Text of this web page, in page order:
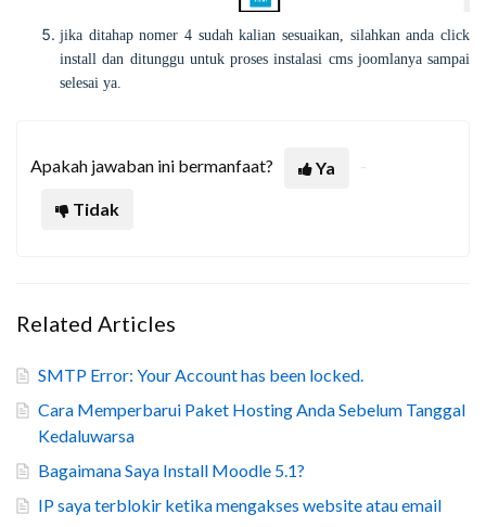
jika ditahap nomer 4 sudah kalian sesuaikan, silahkan anda click
install dan ditunggu untuk proses instalasi cms joomlanya sampai
selesai ya.
Apakah jawaban ini bermanfaat?
Ya
Tidak
Related Articles
SMTP Error: Your Account has been locked.
Cara Memperbarui Paket Hosting Anda Sebelum Tanggal
Kedaluwarsa
Bagaimana Saya Install Moodle 5.1?
IP saya terblokir ketika mengakses website atau email